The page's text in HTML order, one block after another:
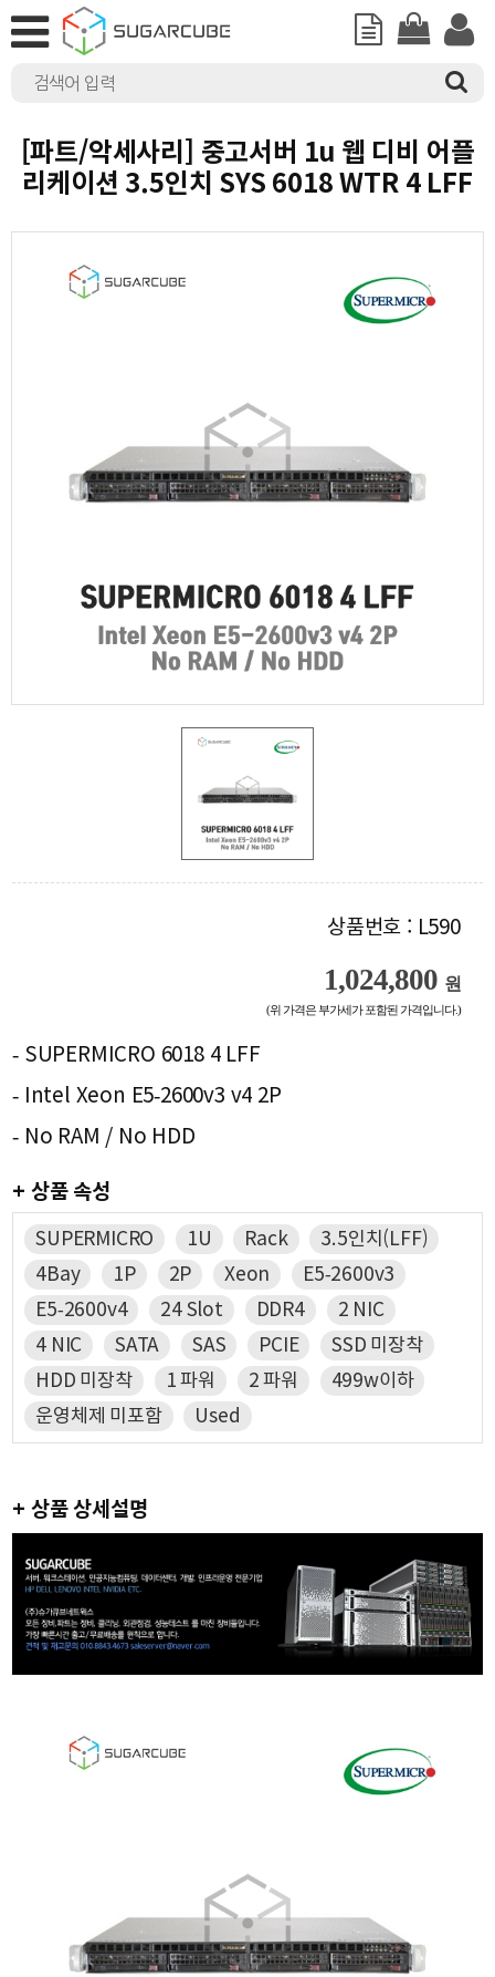
[파트/악세사리] 중고서버 1u 웹 디비 어플
리케이션 3.5인치 SYS 6018 WTR 4 LFF
상품번호 : L590
1,024,800 원
(위 가격은 부가세가 포함된 가격입니다.)
- SUPERMICRO 6018 4 LFF
- Intel Xeon E5-2600v3 v4 2P
- No RAM / No HDD
+ 상품 속성
SUPERMICRO 1U Rack
3.5인치(LFF)
4Bay
1P 2P Xeon
E5-2600v3
E5-2600v4
24 Slot DDR4
2 NIC
4 NIC
SATA SAS PCIE
SSD 미장착
HDD 미장착
1 파워 2 파워
499w이하
운영체제 미포함
Used
+ 상품 상세설명